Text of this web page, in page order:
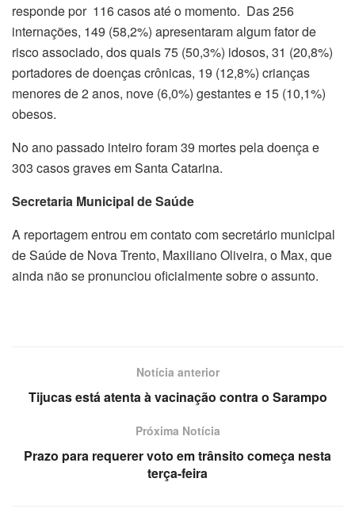
responde por 116 casos até o momento. Das 256
internações, 149 (58,2%) apresentaram algum fator de
risco associado, dos quais 75 (50,3%) idosos, 31 (20,8%)
portadores de doenças crônicas, 19 (12,8%) crianças
menores de 2 anos, nove (6,0%) gestantes e 15 (10,1%)
obesos.
No ano passado inteiro foram 39 mortes pela doença e
303 casos graves em Santa Catarina.
Secretaria Municipal de Saúde
A reportagem entrou em contato com secretário municipal
de Saúde de Nova Trento, Maxiliano Oliveira, o Max, que
ainda não se pronunciou oficialmente sobre o assunto.
Notícia anterior
Tijucas está atenta à vacinação contra o Sarampo
Próxima Notícia
Prazo para requerer voto em trânsito começa nesta
terça-feira